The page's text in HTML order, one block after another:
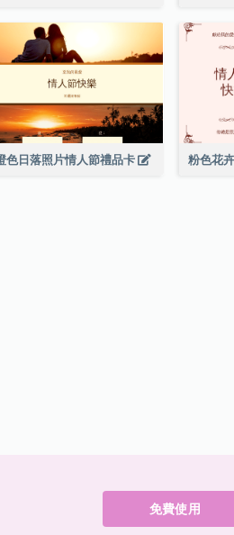
色日落照片情人節禮品卡
免費使用